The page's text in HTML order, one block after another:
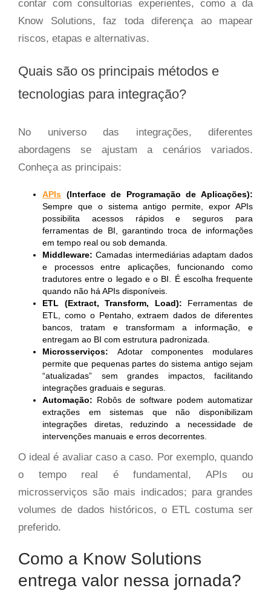
contar com consultorias experientes, como a da
Know Solutions, faz toda diferença ao mapear
riscos, etapas e alternativas.
Quais são os principais métodos e
tecnologias para integração?
No universo das integrações, diferentes
abordagens se ajustam a cenários variados.
Conheça as principais:
APIs (Interface de Programação de Aplicações):
Sempre que o sistema antigo permite, expor APIs
possibilita acessos rápidos e seguros para
ferramentas de BI, garantindo troca de informações
em tempo real ou sob demanda.
Middleware: Camadas intermediárias adaptam dados
e processos entre aplicações, funcionando como
tradutores entre o legado e o BI. É escolha frequente
quando não há APIs disponíveis.
ETL (Extract, Transform, Load): Ferramentas de
ETL, como o Pentaho, extraem dados de diferentes
bancos, tratam e transformam a informação, e
entregam ao BI com estrutura padronizada.
Microsserviços: Adotar componentes modulares
permite que pequenas partes do sistema antigo sejam
“atualizadas” sem grandes impactos, facilitando
integrações graduais e seguras.
Automação: Robôs de software podem automatizar
extrações em sistemas que não disponibilizam
integrações diretas, reduzindo a necessidade de
intervenções manuais e erros decorrentes.
O ideal é avaliar caso a caso. Por exemplo, quando
o tempo real é fundamental, APIs ou
microsserviços são mais indicados; para grandes
volumes de dados históricos, o ETL costuma ser
preferido.
Como a Know Solutions
entrega valor nessa jornada?